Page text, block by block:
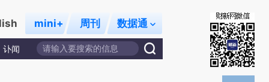
mini+ 周刊 数据通
讣闻